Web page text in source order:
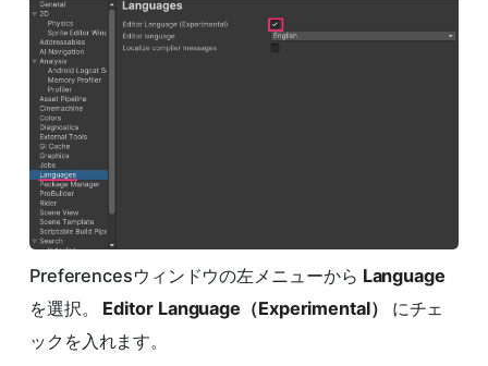
Preferencesウィンドウの左メニューから Language
を選択。 Editor Language（Experimental）
にチェ
ックを入れます。